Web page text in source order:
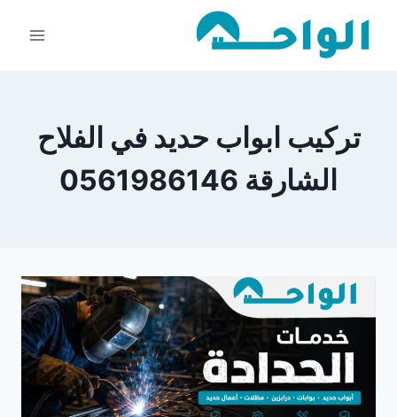
تركيب ابواب حديد في الفلاح
الشارقة 0561986146